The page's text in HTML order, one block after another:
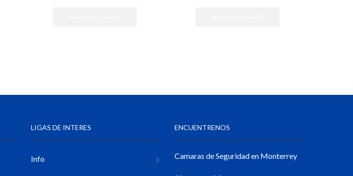
LIGAS DE INTERES
Info
ENCUENTRENOS
Camaras de Seguridad en Monterrey